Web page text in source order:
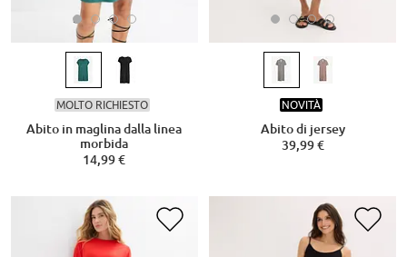
MOLTO RICHIESTO
Abito in maglina dalla linea
morbida
14,99 €
NOVITÀ
Abito di jersey
39,99 €